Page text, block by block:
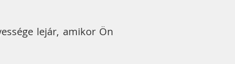
lejár, amikor Ön